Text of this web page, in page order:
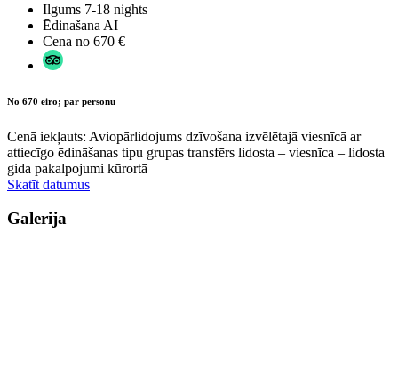
Ilgums 7-18 nights
Ēdinašana AI
Cena no 670 €
No 670 eiro; par personu
Cenā iekļauts: Aviopārlidojums dzīvošana izvēlētajā viesnīcā ar
attiecīgo ēdināšanas tipu grupas transfērs lidosta – viesnīca – lidosta
gida pakalpojumi kūrortā
Skatīt datumus
Galerija